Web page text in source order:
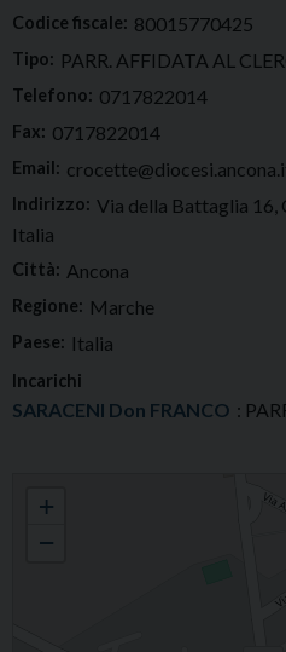
Codice fiscale: 80015770425
Tipo: PARR. AFFIDATA AL
Telefono: 0717822014
Fax: 0717822014
Email:
Indirizzo: Via della Battaglia 16,
Italia
Città: Ancona
Regione: Marche
Paese: Italia
Incarichi
SARACENI Don FRANCO :
+
−